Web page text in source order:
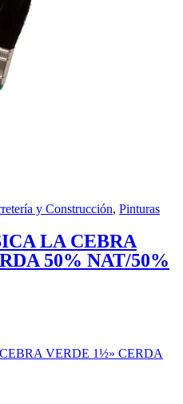
y Construcción, Pinturas
LA CEBRA
50% NAT/50%
VERDE 1½» CERDA